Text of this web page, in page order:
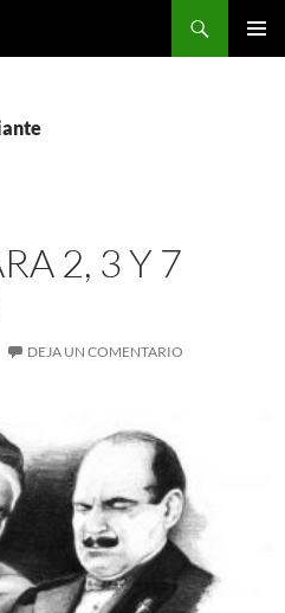
2, 3 Y 7
DEJA UN COMENTARIO